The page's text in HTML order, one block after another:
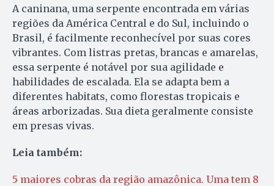
A caninana, uma serpente encontrada em várias
regiões da América Central e do Sul, incluindo o
Brasil, é facilmente reconhecível por suas cores
vibrantes. Com listras pretas, brancas e amarelas,
essa serpente é notável por sua agilidade e
habilidades de escalada. Ela se adapta bem a
diferentes habitats, como florestas tropicais e
áreas arborizadas. Sua dieta geralmente consiste
em presas vivas.
Leia também:
5 maiores cobras da região amazônica. Uma tem 8